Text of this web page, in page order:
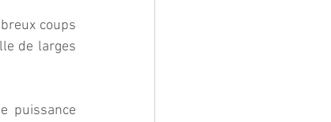
coups
de larges
puissance